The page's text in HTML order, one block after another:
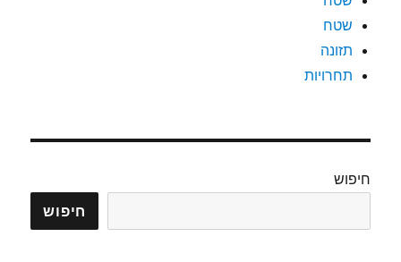
שטח
תזונה
תחרויות
חיפוש
חיפוש